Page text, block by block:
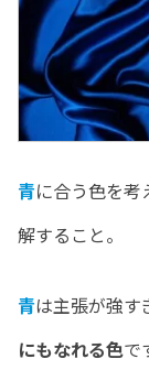
青に合う色を
解すること。
青は主張が強す
にもなれる色で